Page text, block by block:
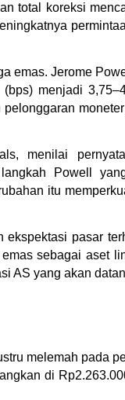
total koreksi
emas. Jerome
menjadi
menilai
Powell
itu
ekspektasi pasar
sebagai aset
AS yang akan
melemah pada
di